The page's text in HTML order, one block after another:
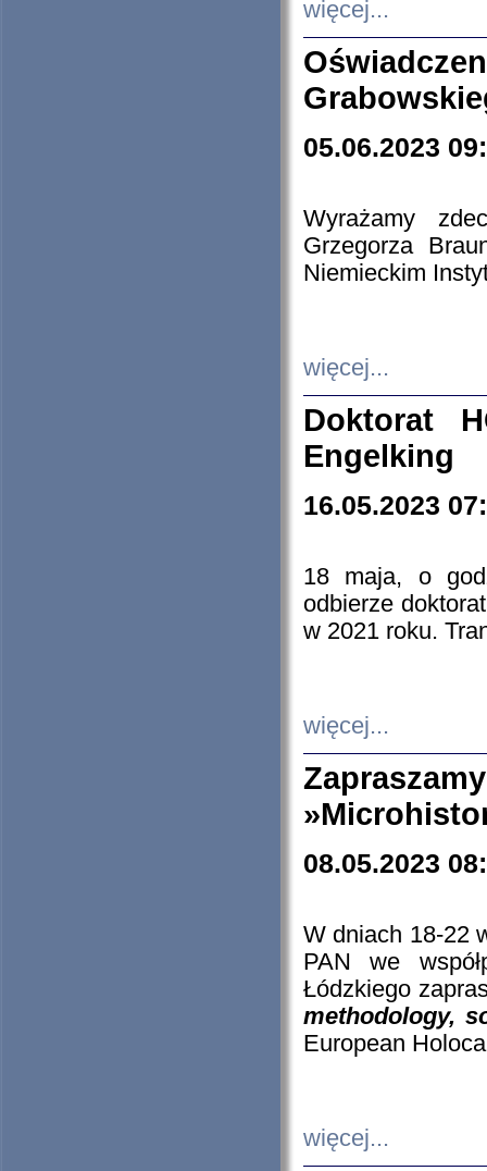
więcej...
05.06.2023
Wyrażamy
Grzegorza
Niemieckim
więcej...
Doktorat
Engelking
16.05.2023
18 maja, o
odbierze
w 2021 roku.
więcej...
08.05.2023
W dniach 18-22
PAN we
Łódzkiego
methodology,
European
więcej...